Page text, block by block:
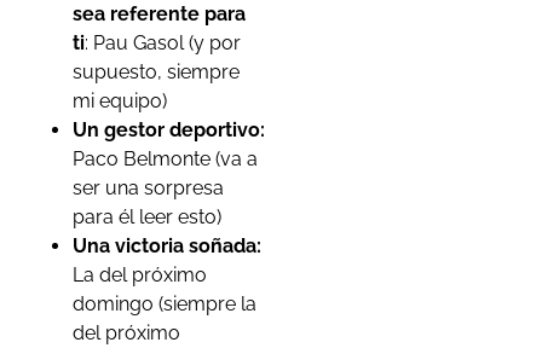
sea referente para
ti: Pau Gasol (y por
supuesto, siempre
mi equipo)
Un gestor deportivo:
Paco Belmonte (va a
ser una sorpresa
para él leer esto)
Una victoria soñada:
La del próximo
domingo (siempre la
del próximo